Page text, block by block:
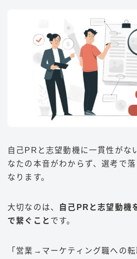
自己PRと志望動機に一貫性がな
なたの本音がわからず、選考で
なります。
大切なのは、
自己PRと志望動機
で繋ぐこと です。
「営業→マーケティング職への